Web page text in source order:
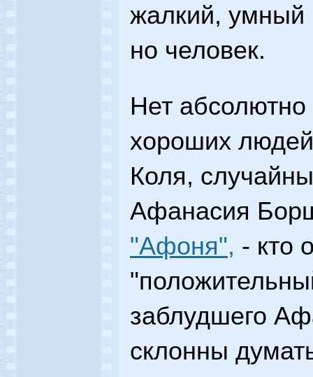
жалкий, умный
но человек.
Нет
хороших
Коля,
Афанасия
"Афоня", - кто
заблудшего
склонны